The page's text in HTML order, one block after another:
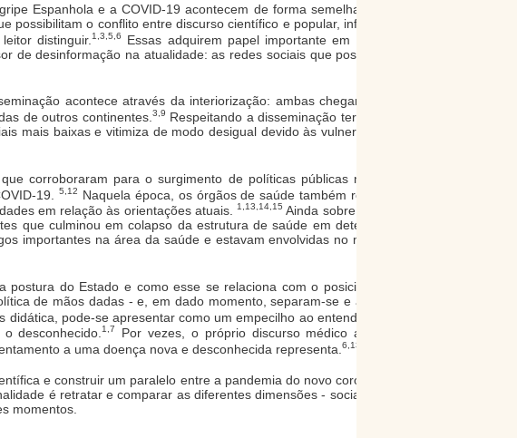
Espanhola e a COVID-19 acontecem de forma semelhante: vírus
o conflito entre discurso científico e popular, informações
distinguir.1,3,5,6
Essas adquirem papel importante em ambos os
desinformação na atualidade: as redes sociais que possibilitam e
acontece através da interiorização: ambas chegam ao país
de outros continentes. 3,9 Respeitando a disseminação territorial e a
mais baixas e vitimiza de modo desigual devido às vulnerabilidades
corroboraram para o surgimento de políticas públicas no país e,
19.5,12
Naquela época, os órgãos de saúde também reforçaram
em relação às orientações atuais.1,13,14,15 Ainda sobre o sistema
que culminou em colapso da estrutura de saúde em determinados
importantes na área da saúde e estavam envolvidas no manejo da
do Estado e como esse se relaciona com o posicionamento
de mãos dadas - e, em dado momento, separam-se e acarretam
pode-se apresentar como um empecilho ao entendimento do
desconhecido.1,7
Por vezes, o próprio discurso médico acaba por
a uma doença nova e desconhecida representa. 6,13,19
e construir um paralelo entre a pandemia do novo coronavírus e
é retratar e comparar as diferentes dimensões - social, política,
momentos.